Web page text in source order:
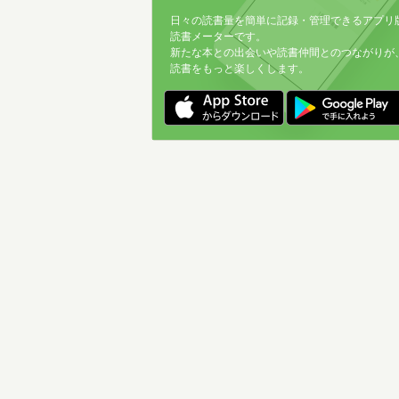
日々の読書量を簡単に記録・管理できるアプリ
読書メーターです。
新たな本との出会いや読書仲間とのつながりが
読書をもっと楽しくします。